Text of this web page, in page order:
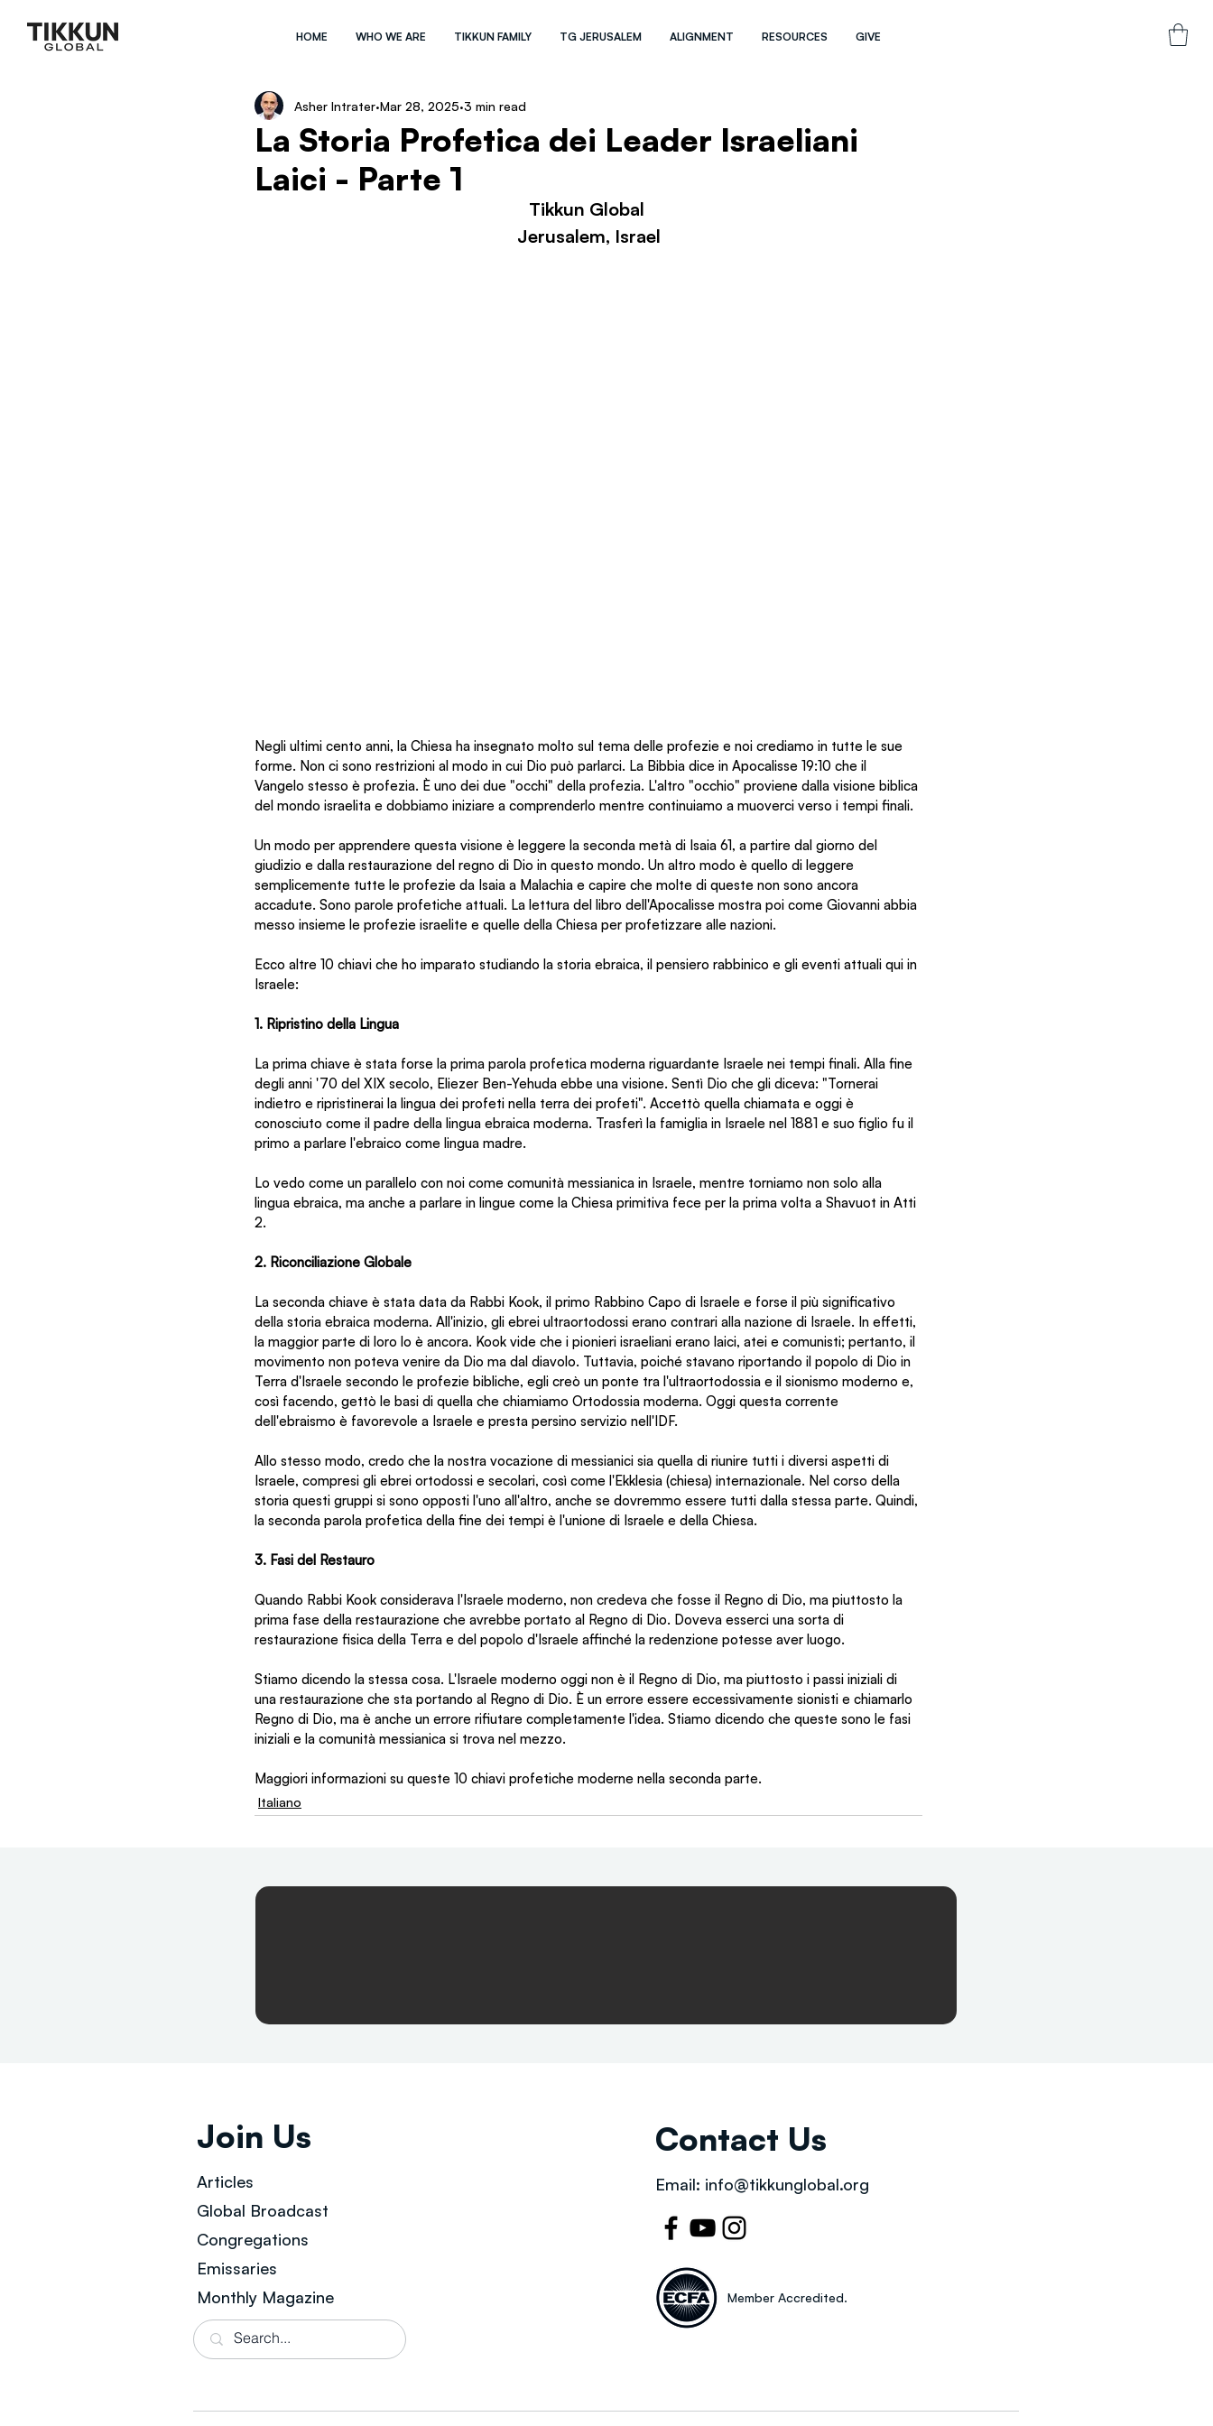
HOME WHO WE ARE TIKKUN FAMILY TG JERUSALEM ALIGNMENT RESOURCES GIVE
La Storia Profetica dei Leader Israeliani
Laici - Parte 1
Asher Intrater Mar 28, 2025 3 min read
Tikkun Global
Jerusalem, Israel
Negli ultimi cento anni, la Chiesa ha insegnato molto sul tema delle profezie e noi crediamo in tutte le sue
forme. Non ci sono restrizioni al modo in cui Dio può parlarci. La Bibbia dice in Apocalisse 19:10 che il
Vangelo stesso è profezia. È uno dei due "occhi" della profezia. L'altro "occhio" proviene dalla visione biblica
del mondo israelita e dobbiamo iniziare a comprenderlo mentre continuiamo a muoverci verso i tempi finali.
Un modo per apprendere questa visione è leggere la seconda metà di Isaia 61, a partire dal giorno del
giudizio e dalla restaurazione del regno di Dio in questo mondo. Un altro modo è quello di leggere
semplicemente tutte le profezie da Isaia a Malachia e capire che molte di queste non sono ancora
accadute. Sono parole profetiche attuali. La lettura del libro dell'Apocalisse mostra poi come Giovanni abbia
messo insieme le profezie israelite e quelle della Chiesa per profetizzare alle nazioni.
Ecco altre 10 chiavi che ho imparato studiando la storia ebraica, il pensiero rabbinico e gli eventi attuali qui in
Israele:
1. Ripristino della Lingua
La prima chiave è stata forse la prima parola profetica moderna riguardante Israele nei tempi finali. Alla fine
degli anni '70 del XIX secolo, Eliezer Ben-Yehuda ebbe una visione. Sentì Dio che gli diceva: "Tornerai
indietro e ripristinerai la lingua dei profeti nella terra dei profeti". Accettò quella chiamata e oggi è
conosciuto come il padre della lingua ebraica moderna. Trasferì la famiglia in Israele nel 1881 e suo figlio fu il
primo a parlare l'ebraico come lingua madre.
Lo vedo come un parallelo con noi come comunità messianica in Israele, mentre torniamo non solo alla
lingua ebraica, ma anche a parlare in lingue come la Chiesa primitiva fece per la prima volta a Shavuot in Atti
2.
2. Riconciliazione Globale
La seconda chiave è stata data da Rabbi Kook, il primo Rabbino Capo di Israele e forse il più significativo
della storia ebraica moderna. All'inizio, gli ebrei ultraortodossi erano contrari alla nazione di Israele. In effetti,
la maggior parte di loro lo è ancora. Kook vide che i pionieri israeliani erano laici, atei e comunisti; pertanto, il
movimento non poteva venire da Dio ma dal diavolo. Tuttavia, poiché stavano riportando il popolo di Dio in
Terra d'Israele secondo le profezie bibliche, egli creò un ponte tra l'ultraortodossia e il sionismo moderno e,
così facendo, gettò le basi di quella che chiamiamo Ortodossia moderna. Oggi questa corrente
dell'ebraismo è favorevole a Israele e presta persino servizio nell'IDF.
Allo stesso modo, credo che la nostra vocazione di messianici sia quella di riunire tutti i diversi aspetti di
Israele, compresi gli ebrei ortodossi e secolari, così come l'Ekklesia (chiesa) internazionale. Nel corso della
storia questi gruppi si sono opposti l'uno all'altro, anche se dovremmo essere tutti dalla stessa parte. Quindi,
la seconda parola profetica della fine dei tempi è l'unione di Israele e della Chiesa.
3. Fasi del Restauro
Quando Rabbi Kook considerava l'Israele moderno, non credeva che fosse il Regno di Dio, ma piuttosto la
prima fase della restaurazione che avrebbe portato al Regno di Dio. Doveva esserci una sorta di
restaurazione fisica della Terra e del popolo d'Israele affinché la redenzione potesse aver luogo.
Stiamo dicendo la stessa cosa. L'Israele moderno oggi non è il Regno di Dio, ma piuttosto i passi iniziali di
una restaurazione che sta portando al Regno di Dio. È un errore essere eccessivamente sionisti e chiamarlo
Regno di Dio, ma è anche un errore rifiutare completamente l'idea. Stiamo dicendo che queste sono le fasi
iniziali e la comunità messianica si trova nel mezzo.
Maggiori informazioni su queste 10 chiavi profetiche moderne nella seconda parte.
Italiano
Join Us
Articles
Global Broadcast
Congregations
Emissaries
Monthly Magazine
Contact Us
Email: info@tikkunglobal.org
Member Accredited.